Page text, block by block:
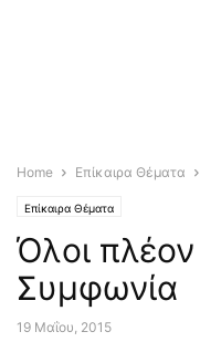
Home Επίκαιρα Θέματα
Επίκαιρα Θέματα
Όλοι
Συμφωνία
19 Μαΐου, 2015